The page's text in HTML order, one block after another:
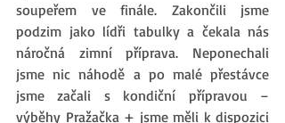
soupeřem ve finále. Zakončili jsme
podzim jako lídři tabulky a čekala nás
náročná zimní příprava. Neponechali
jsme nic náhodě a po malé přestávce
jsme začali s kondiční přípravou –
výběhy Pražačka + jsme měli k dispozici